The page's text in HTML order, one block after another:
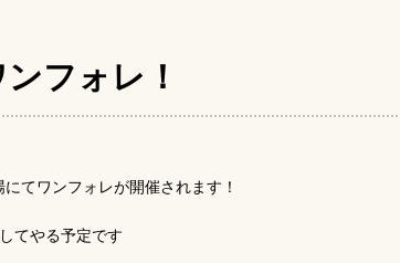
フォレ！
てワンフォレが開催されます！
てやる予定です